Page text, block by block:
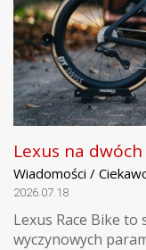
Lexus na dwóch
Wiadomości /
2026.07.18
Lexus Race Bike
wyczynowych